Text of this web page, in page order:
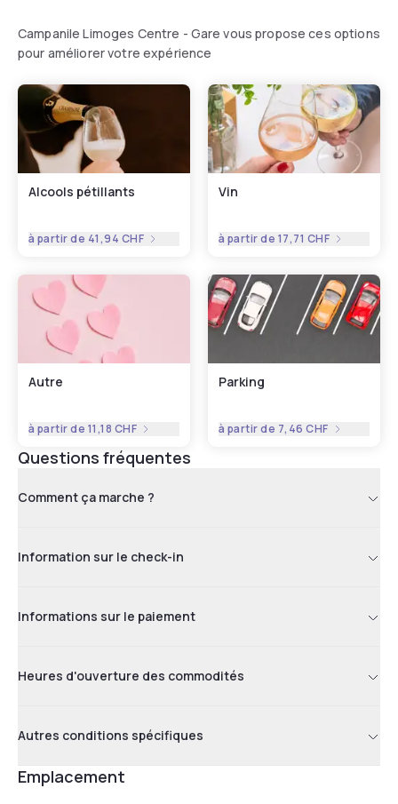
Campanile Limoges Centre - Gare vous propose ces options
pour améliorer votre expérience
Alcools pétillants
à partir de 41,94 CHF
Vin
à partir de 17,71 CHF
Autre
à partir de 11,18 CHF
Parking
à partir de 7,46 CHF
Questions fréquentes
Comment ça marche ?
Information sur le check-in
Informations sur le paiement
Heures d'ouverture des commodités
Autres conditions spécifiques
Emplacement